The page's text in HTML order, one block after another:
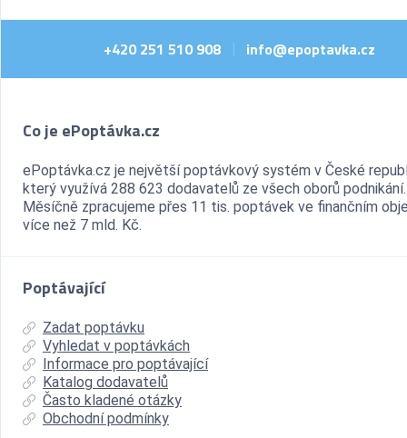
+420 251 510 908 | info@epoptavka.cz
Co je ePoptávka.cz
ePoptávka.cz je největší poptávkový systém v České
který využívá 288 623 dodavatelů ze všech oborů podnikání.
Měsíčně zpracujeme přes 11 tis. poptávek ve finančním
více než 7 mld. Kč.
Poptávající
Zadat poptávku
Vyhledat v poptávkách
Informace pro poptávající
Katalog dodavatelů
Často kladené otázky
Obchodní podmínky